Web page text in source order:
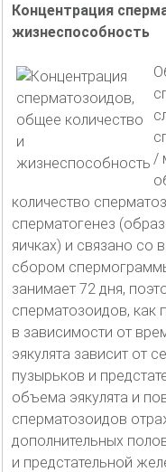
Концентрация
жизнеспособность
/
количество
сперматогенез
яичках) и связано со
сбором
занимает 72 дня,
сперматозоидов, как
в зависимости от
эякулята зависит от
пузырьков и
объема эякулята и
сперматозоидов
дополнительных
и предстательной